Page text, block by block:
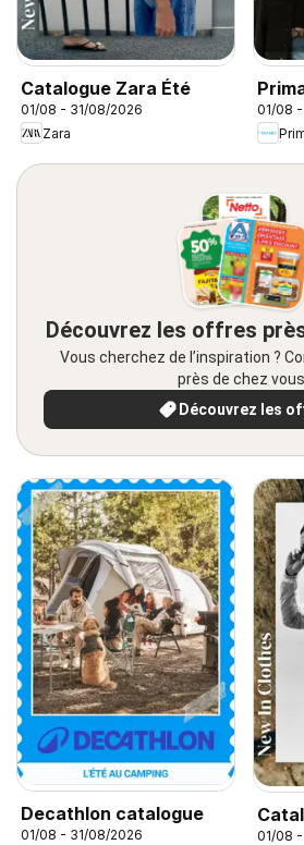
Catalogue Zara Été
01/08 - 31/08/2026
Zara
01/08
Découvrez les offres
Vous cherchez de l’inspiration ?
près de chez
Découvrez les
Decathlon catalogue
01/08 - 31/08/2026
01/08